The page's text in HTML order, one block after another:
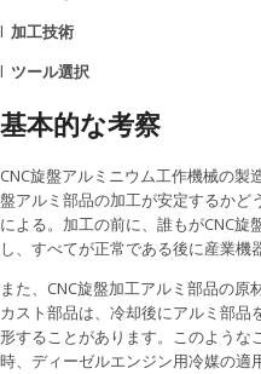
l 加工技術
l ツール選択
基本的な考察
CNC旋盤アルミニウム工作機械の製
盤アルミ部品の加工が安定するかど
による。加工の前に、誰もがCNC旋
し、すべてが正常である後に産業機
また、CNC旋盤加工アルミ部品の
カスト部品は、冷却後にアルミ部品
形することがあります。このような
時、ディーゼルエンジン用冷媒の適